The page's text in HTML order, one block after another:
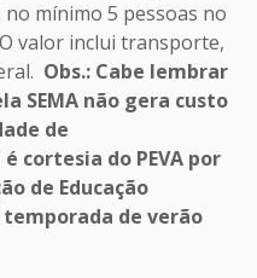
no mínimo 5 pessoas no
valor inclui transporte,
Obs.: Cabe lembrar
SEMA não gera custo
de
cortesia do PEVA por
de Educação
de verão